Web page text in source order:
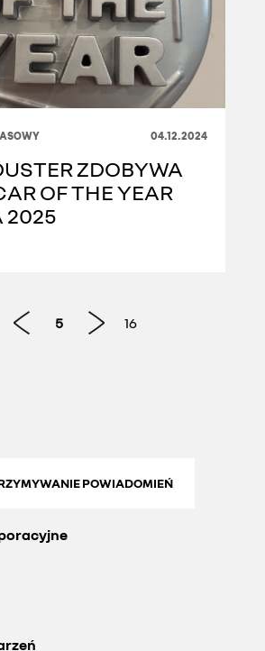
04.12.2024
ZDOBYWA
OF THE YEAR
2025
5 16
POWIADOMIEŃ